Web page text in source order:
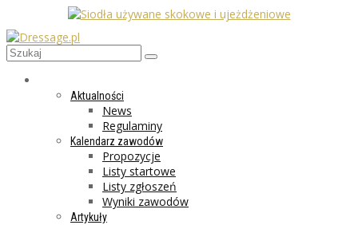
Aktualności
News
Regulaminy
Kalendarz zawodów
Propozycje
Listy startowe
Listy zgłoszeń
Wyniki zawodów
Artykuły